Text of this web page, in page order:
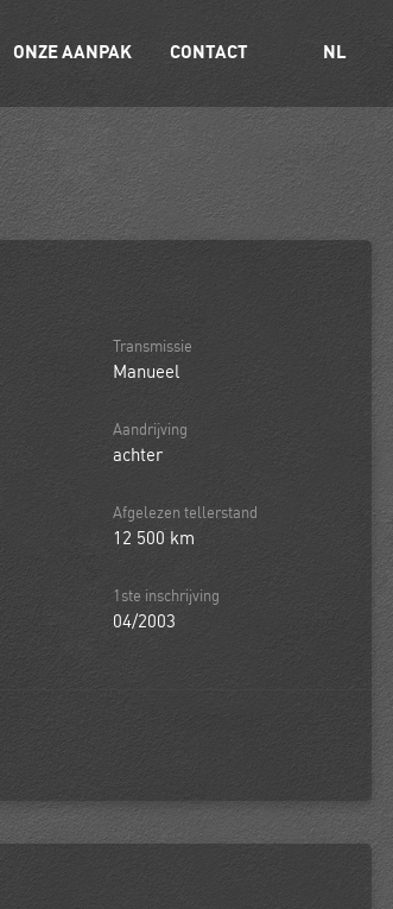
ONZE AANPAK CONTACT NL
Transmissie
Manueel
Aandrijving
achter
Afgelezen tellerstand
12 500 km
1ste inschrijving
04/2003